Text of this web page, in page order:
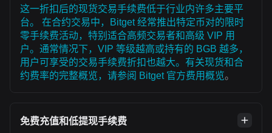
这一折扣后的现货交易手续费低于行业内许多主要平
台。 在合约交易中，Bitget 经常推出特定币对的限时
零手续费活动，特别适合高频交易者和高级 VIP 用
户。通常情况下，VIP 等级越高或持有的 BGB 越多，
用户可享受的交易手续费折扣也越大。有关现货和合
约费率的完整概览，请参阅 Bitget 官方费用概览。
免费充值和低提现手续费